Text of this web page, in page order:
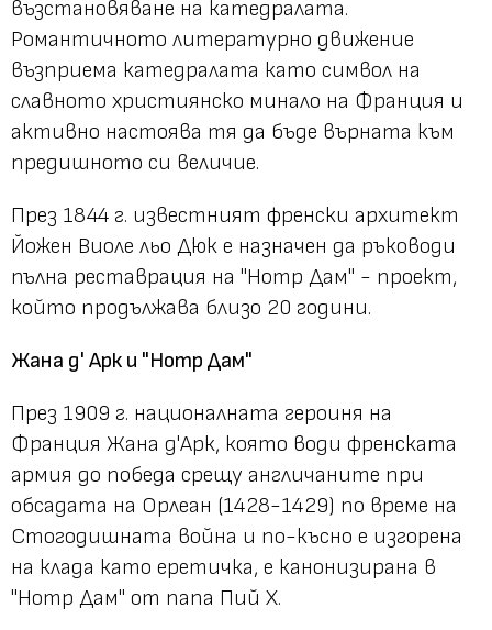
възстановяване на катедралата.
Романтичното литературно движение
възприема катедралата като символ на
славното християнско минало на Франция и
активно настоява тя да бъде върната към
предишното си величие.
През 1844 г. известният френски архитект
Йожен Виоле льо Дюк е назначен да ръководи
пълна реставрация на "Нотр Дам" - проект,
който продължава близо 20 години.
Жана д' Арк и "Нотр Дам"
През 1909 г. националната героиня на
Франция Жана д'Арк, която води френската
армия до победа срещу англичаните при
обсадата на Орлеан (1428-1429) по време на
Стогодишната война и по-късно е изгорена
на клада като еретичка, е канонизирана в
"Нотр Дам" от папа Пий X.